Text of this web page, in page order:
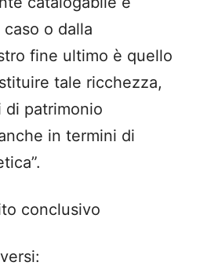
o dalla
fine ultimo è quello
tale ricchezza,
di patrimonio
in termini di
conclusivo
: